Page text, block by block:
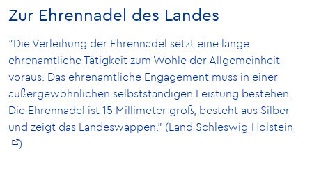
Zur Ehrennadel des Landes
"Die Verleihung der Ehrennadel setzt eine lange
ehrenamtliche Tätigkeit zum Wohle der Allgemeinheit
voraus. Das ehrenamtliche Engagement muss in einer
außergewöhnlichen selbstständigen Leistung bestehen.
Die Ehrennadel ist 15 Millimeter groß, besteht aus Silber
und zeigt das Landeswappen." ( Land Schleswig-Holstein
)